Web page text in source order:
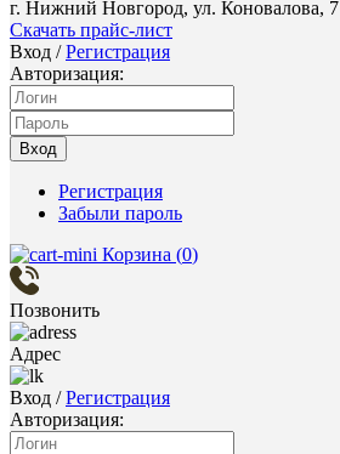
г. Нижний Новгород, ул. Коновалова, 7
Скачать прайс-лист
Вход / Регистрация
Авторизация:
Вход
Регистрация
Забыли пароль
Корзина (0)
Позвонить
Адрес
Вход / Регистрация
Авторизация: